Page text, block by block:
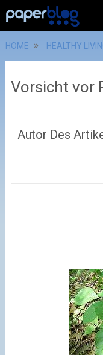
HOME HEALTHY
Vorsicht vor
Autor Des